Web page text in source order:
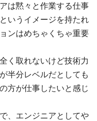
は黙々と作業する仕事
いうイメージを持たれ
ンはめちゃくちゃ重要
く取れないけど技術力
半分レベルだとしても
方が仕事したいと感じ
、エンジニアとしてや